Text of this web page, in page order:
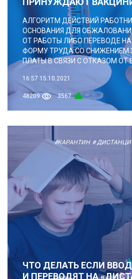
АЛГОРИТМ ДЕЙСТВИЙ
ОСНОВАНИЯ ДЛЯ
ОТ РАБОТЫ ЛИБО ПЕРЕВОДЕ
ФОРМУ ТРУДА СО СНИЖЕНИЕМ
ПЛАТЫ В СВЯЗИ С ОТКАЗОМ ОТ
16:57 15.10.2021
48209 3567
#КАРАНТИН #
ЧТО ДЕЛАТЬ ЕСЛИ
И ПЕРЕВОДЯТ НА